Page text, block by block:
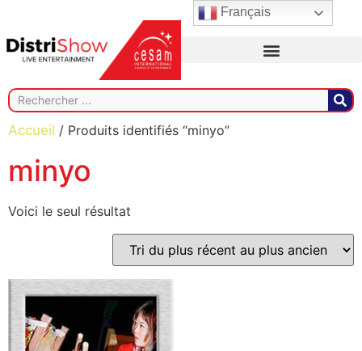
Accueil / Produits identifiés “minyo”
minyo
Voici le seul résultat
Français